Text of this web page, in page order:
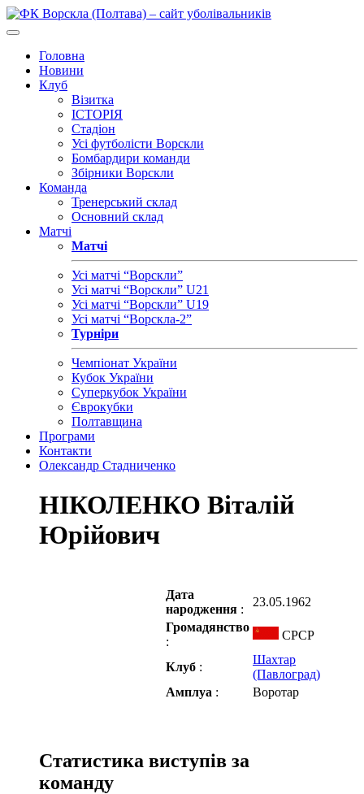
Головна
Новини
Клуб
Візитка
ІСТОРІЯ
Стадіон
Усі футболісти Ворскли
Бомбардири команди
Збірники Ворскли
Команда
Тренерський склад
Основний склад
Матчі
Матчі
Усі матчі “Ворскли”
Усі матчі “Ворскли” U21
Усі матчі “Ворскли” U19
Усі матчі “Ворскла-2”
Турніри
Чемпіонат України
Кубок України
Суперкубок України
Єврокубки
Полтавщина
Програми
Контакти
Олександр Стадниченко
НІКОЛЕНКО Віталій
Юрійович
Дата
народження :
23.05.1962
Громадянство
:
СРСР
Клуб :
Шахтар
(Павлоград)
Амплуа : Воротар
Статистика виступів за
команду